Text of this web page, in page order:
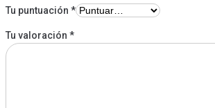
Tu puntuación *
Tu valoración *